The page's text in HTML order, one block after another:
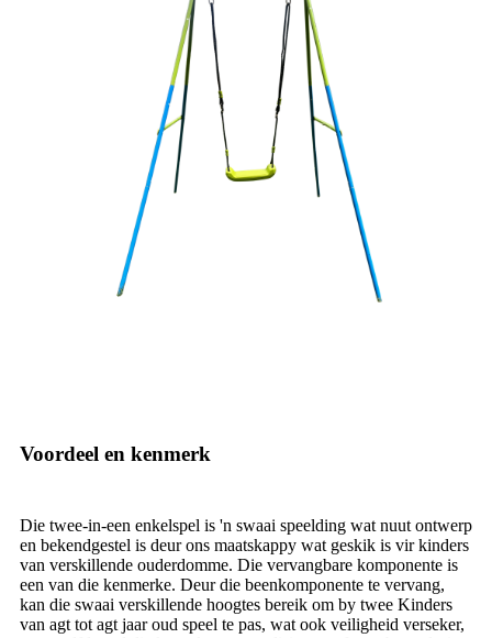
Voordeel en kenmerk
Die twee-in-een enkelspel is 'n swaai speelding wat nuut ontwerp
en bekendgestel is deur ons maatskappy wat geskik is vir kinders
van verskillende ouderdomme. Die vervangbare komponente is
een van die kenmerke. Deur die beenkomponente te vervang,
kan die swaai verskillende hoogtes bereik om by twee Kinders
van agt tot agt jaar oud speel te pas, wat ook veiligheid verseker,